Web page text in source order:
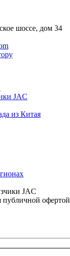
шоссе, дом 34
JAC
из Китая
JAC
публичной офертой